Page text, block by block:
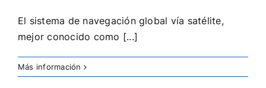
El sistema de navegación global vía satélite,
mejor conocido como [...]
Más información